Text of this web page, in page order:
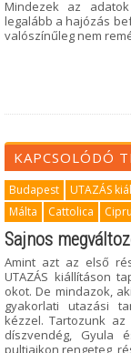
Mindezek az
legalább a hajózás
valószínűleg nem
KAPCSOLÓDÓ
Budapest UTAZÁS
Málta
Cattolica
Sajnos
Amint azt az első
UTAZÁS kiállításon
okot. De mindazok,
gyakorlati utazási
kézzel. Tartozunk
díszvendég, Gyula
pultjaikon rengeteg,